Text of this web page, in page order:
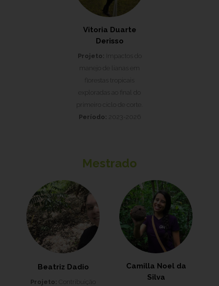
Vitoria Duarte
Derisso
Projeto: Impactos do
manejo de lianas em
florestas tropicais
exploradas ao final do
primeiro ciclo de corte.
Período: 2023-2026
Mestrado
Beatriz Dadio
Projeto: Contribuição
Camilla Noel da
Silva